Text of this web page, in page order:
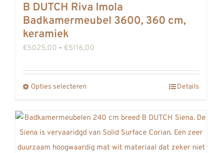
B DUTCH Riva Imola
Badkamermeubel 3600, 360 cm,
keramiek
€5025,00 - €5116,00
tot
Opties selecteren
heeft
meerdere
variaties.
Details